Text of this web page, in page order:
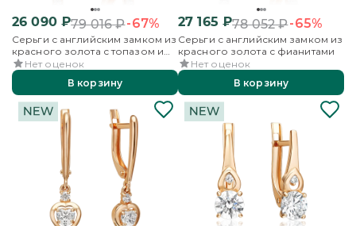
26 090₽79 016₽-67%
Серьги с английским замком из
красного золота с топазом и
фианитами
Нет оценок
В корзину
27 165 ₽78 052₽-65%
Серьги с английским замком из
красного золота с фианитами
Нет оценок
В корзину